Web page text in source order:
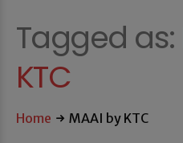
Tagged as:
KTC
Home MAAI by KTC